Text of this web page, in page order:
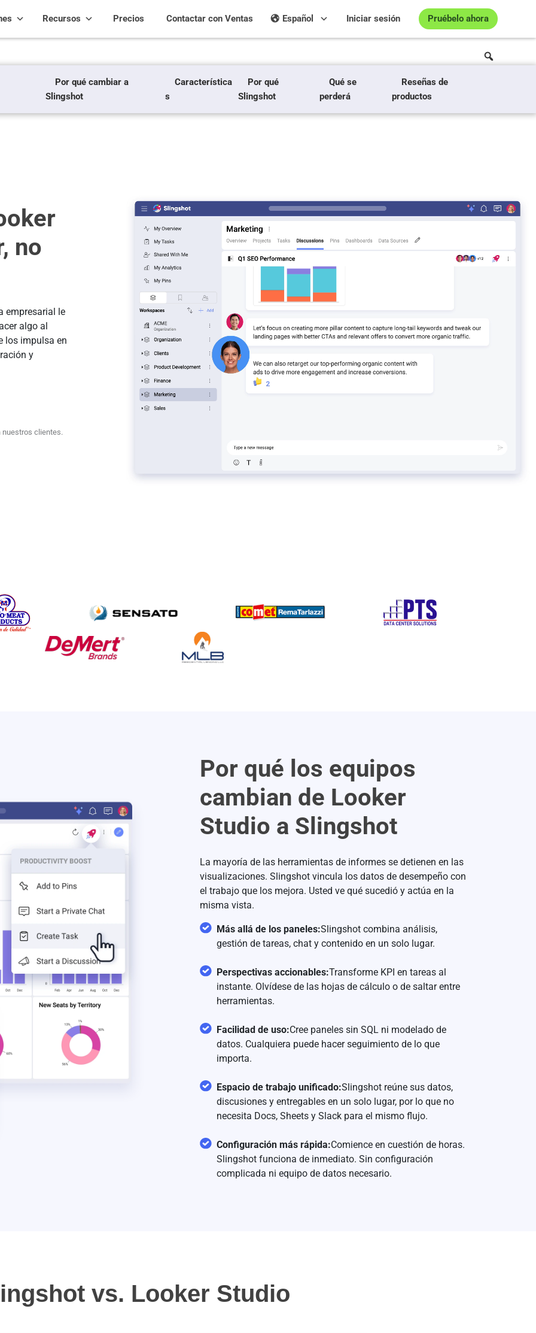
Recursos Precios Pruébelo ahora
Iniciar sesión
Español
Contactar con Ventas
Por qué cambiar a
Slingshot
Característica
s
Por qué
Slingshot
Qué se
perderá
Reseñas de
productos
no
empresarial le
algo al
los impulsa en
y
nuestros clientes.
Por qué los equipos
cambian de Looker
Studio a Slingshot
La mayoría de las herramientas de informes se detienen en las
visualizaciones. Slingshot vincula los datos de desempeño con
el trabajo que los mejora. Usted ve qué sucedió y actúa en la
misma vista.
Más allá de los paneles:Slingshot combina análisis,
gestión de tareas, chat y contenido en un solo lugar.
Perspectivas accionables:Transforme KPI en tareas al
instante. Olvídese de las hojas de cálculo o de saltar entre
herramientas.
Facilidad de uso:Cree paneles sin SQL ni modelado de
datos. Cualquiera puede hacer seguimiento de lo que
importa.
Espacio de trabajo unificado:Slingshot reúne sus datos,
discusiones y entregables en un solo lugar, por lo que no
necesita Docs, Sheets y Slack para el mismo flujo.
Configuración más rápida:Comience en cuestión de horas.
Slingshot funciona de inmediato. Sin configuración
complicada ni equipo de datos necesario.
vs. Looker Studio